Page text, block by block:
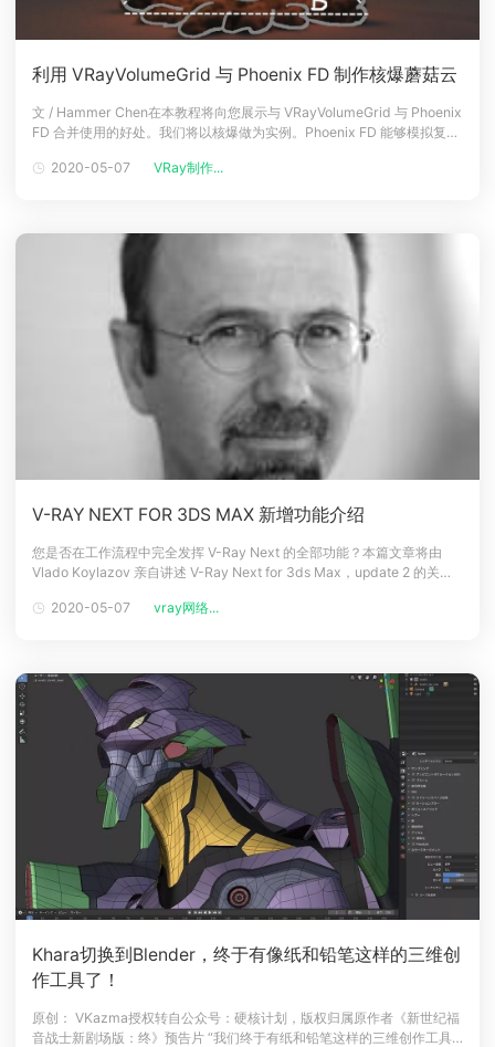
利用 VRayVolumeGrid 与 Phoenix FD 制作核爆蘑菇云
文 / Hammer Chen在本教程将向您展示与 VRayVolumeGrid 与 Phoenix
FD 合并使用的好处。我们将以核爆做为实例。Phoenix FD 能够模拟复杂
组件。例如，核爆炸有一个蘑菇云飞向天际，地面则有蘑菇云爆炸引发的
2020-05-07 VRay制作...
V-RAY NEXT FOR 3DS MAX 新增功能介绍
您是否在工作流程中完全发挥 V-Ray Next 的全部功能？本篇文章将由
Vlado Koylazov 亲自讲述 V-Ray Next for 3ds Max，update 2 的关键
单。升级版通常会导入新增功能，增强用户体验。最新的 V-Ray Next fo
2020-05-07 vray网络...
Khara切换到Blender，终于有像纸和铅笔这样的三维创
作工具了！
原创： VKazma授权转自公众号：硬核计划，版权归属原作者《新世纪福
音战士新剧场版：终》预告片 “我们终于有纸和铅笔这样的三维创作工具